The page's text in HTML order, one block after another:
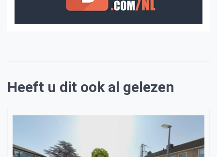
Heeft u dit ook al gelezen